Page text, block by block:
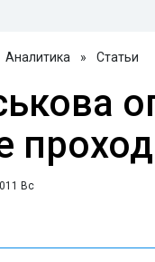
Аналитика » Статьи
Вс